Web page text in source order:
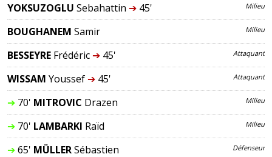
YOKSUZOGLU Sebahattin ➔45' Milieu
BOUGHANEM Samir Milieu
BESSEYRE Frédéric ➔45' Attaquant
WISSAM Youssef ➔45' Attaquant
➔70' MITROVIC Drazen Milieu
➔70' LAMBARKI Raïd Milieu
➔65' MÜLLERSébastien Défenseur